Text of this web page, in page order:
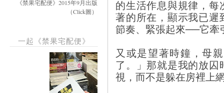
《禁果宅配便》2015年9月出版
（Click圖）
一起《禁果宅配便》
的生活作息與規律，
著的所在，顯示我已遲
節奏、緊張起來──它牽
又或是望著時鐘，母
了。」那就是我的放
視，而不是躲在房裡上